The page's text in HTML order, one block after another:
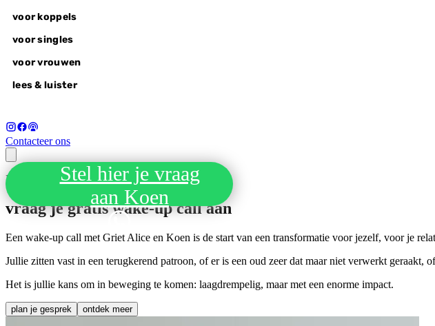
voor koppels
voor singles
voor vrouwen
lees & luister
Contacteer ons
voor koppels
liefdesvragen
wonderlovers @home
wake-up call
voor singles
autumn of awakening, 18-20 sep
voor vrouwen
herfsttraject
Stel hier je vraag
aan Koen
Neem de eerste stap naar het volle leven
vraag je gratiswake-up callaan
Een wake-up call met Griet Alice en Koen is de start van een transformatie voor jezelf, voor je
Jullie zitten vast in een terugkerend patroon, of er is een oud zeer dat maar niet verwerkt geraakt,
Het is jullie kans om in beweging te komen: laagdrempelig, maar met een enorme impact.
plan je gesprek ontdek meer